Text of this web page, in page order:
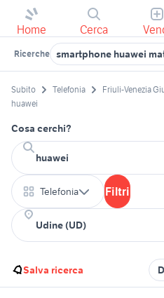
Home Cerca
Ricerche smartphone huawei
Subito Telefonia Friuli-Venezia
huawei
Cosa cerchi?
Telefonia Filtri
Salva ricerca